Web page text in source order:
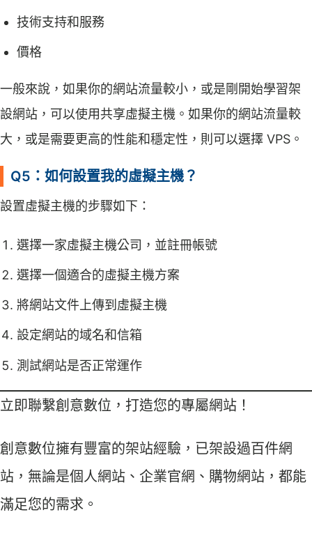
技術支持和服務
價格
一般來說，如果你的網站流量較小，或是剛開始學習架
設網站，可以使用共享虛擬主機。如果你的網站流量較
大，或是需要更高的性能和穩定性，則可以選擇 VPS。
Q5：如何設置我的虛擬主機？
設置虛擬主機的步驟如下：
選擇一家虛擬主機公司，並註冊帳號
選擇一個適合的虛擬主機方案
將網站文件上傳到虛擬主機
設定網站的域名和信箱
測試網站是否正常運作
立即聯繫創意數位，打造您的專屬網站！
創意數位擁有豐富的架站經驗，已架設過百件網
站，無論是個人網站、企業官網、購物網站，都能
滿足您的需求。